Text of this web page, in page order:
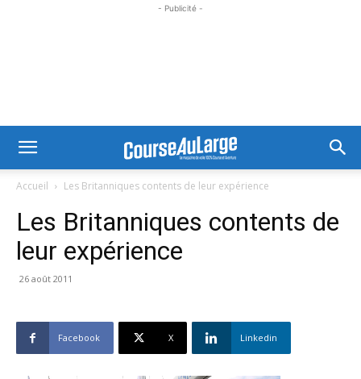
- Publicité -
Accueil Les Britanniques contents de leur expérience
Les Britanniques contents de
leur expérience
26 août 2011
Facebook X Linkedin